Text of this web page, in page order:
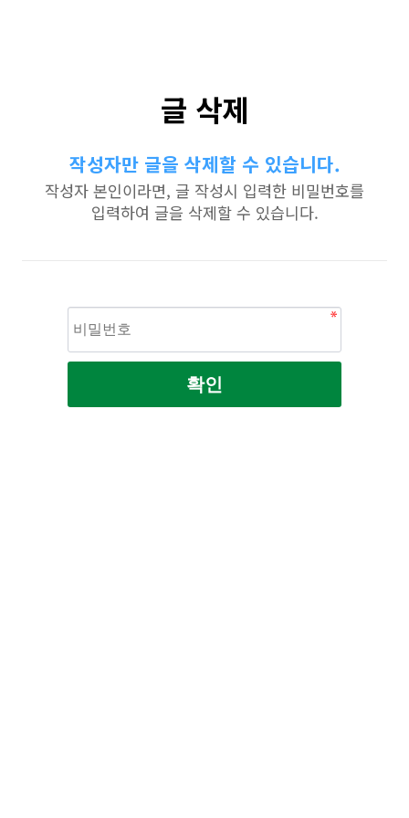
글 삭제
작성자만 글을 삭제할 수 있습니다.
작성자 본인이라면, 글 작성시 입력한 비밀번호를
입력하여 글을 삭제할 수 있습니다.